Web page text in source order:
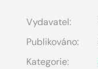
Vydavatel:
Publikováno:
Kategorie: